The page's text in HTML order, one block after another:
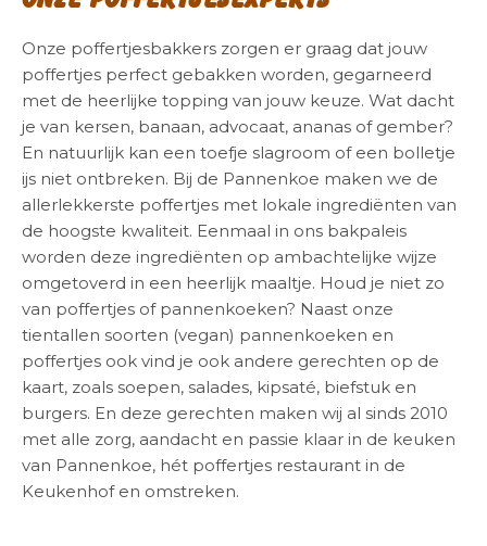
Onze poffertjesbakkers zorgen er graag dat jouw
poffertjes perfect gebakken worden, gegarneerd
met de heerlijke topping van jouw keuze. Wat dacht
je van kersen, banaan, advocaat, ananas of gember?
En natuurlijk kan een toefje slagroom of een bolletje
ijs niet ontbreken. Bij de Pannenkoe maken we de
allerlekkerste poffertjes met lokale ingrediënten van
de hoogste kwaliteit. Eenmaal in ons bakpaleis
worden deze ingrediënten op ambachtelijke wijze
omgetoverd in een heerlijk maaltje. Houd je niet zo
van poffertjes of pannenkoeken? Naast onze
tientallen soorten (vegan) pannenkoeken en
poffertjes ook vind je ook andere gerechten op de
kaart, zoals soepen, salades, kipsaté, biefstuk en
burgers. En deze gerechten maken wij al sinds 2010
met alle zorg, aandacht en passie klaar in de keuken
van Pannenkoe, hét poffertjes restaurant in de
Keukenhof en omstreken.